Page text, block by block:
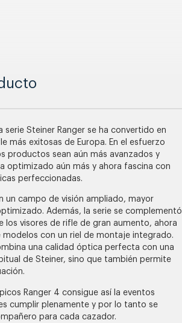
serie Steiner Ranger se ha convertido en
más exitosas de Europa. En el esfuerzo
productos sean aún más avanzados y
optimizado aún más y ahora fascina con
perfeccionadas.
un campo de visión ampliado, mayor
Además, la serie se complementó
los visores de rifle de gran aumento, ahora
con un riel de montaje integrado.
una calidad óptica perfecta con una
de Steiner, sino que también permite
Ranger 4 consigue así la eventos
cumplir plenamente y por lo tanto se
para cada cazador.